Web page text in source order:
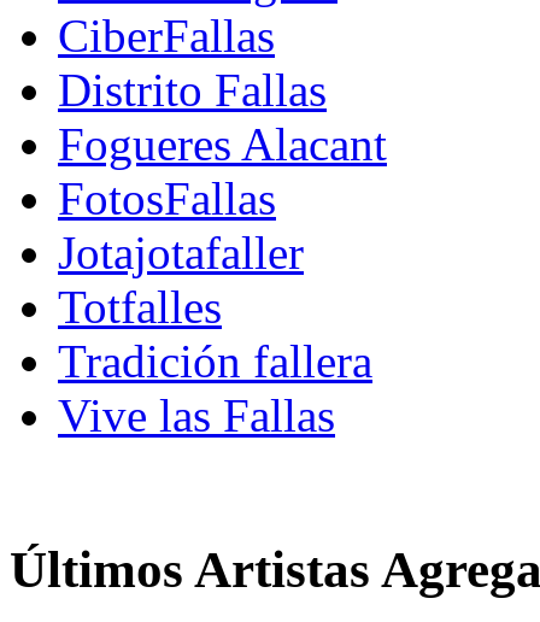
CiberFallas
Distrito Fallas
Fogueres Alacant
FotosFallas
Jotajotafaller
Totfalles
Tradición fallera
Vive las Fallas
Últimos Artistas